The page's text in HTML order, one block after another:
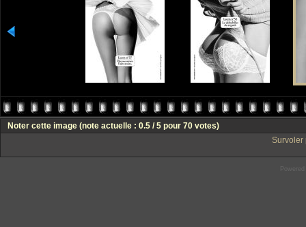
Noter cette image (note actuelle : 0.5 / 5 pour 70 votes)
Survoler